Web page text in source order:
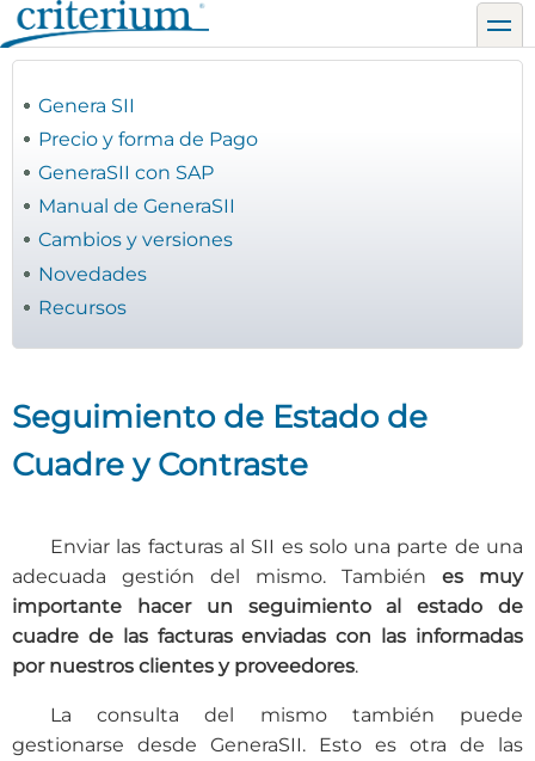
Pasar
al
principal
Genera SII
Precio y forma de Pago
GeneraSII con SAP
Manual de GeneraSII
Cambios y versiones
Novedades
Recursos
Seguimiento de Estado de
Cuadre y Contraste
Enviar las facturas al SII es solo una parte de una
adecuada gestión del mismo. También es muy
importante hacer un seguimiento al estado de
cuadre de las facturas enviadas con las informadas
por nuestros clientes y proveedores.
La consulta del mismo también puede
gestionarse desde GeneraSII. Esto es otra de las